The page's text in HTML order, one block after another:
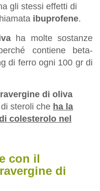
gli stessi effetti di
ibuprofene.
ha molte sostanze
contiene beta-
di ferro ogni 100 gr di
di oliva
steroli che ha la
colesterolo nel
con il
di